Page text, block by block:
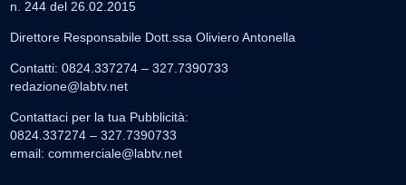
n. 244 del 26.02.2015
Direttore Responsabile Dott.ssa Oliviero Antonella
Contatti: 0824.337274 – 327.7390733
redazione@labtv.net
Contattaci per la tua Pubblicità:
0824.337274 – 327.7390733
email: commerciale@labtv.net